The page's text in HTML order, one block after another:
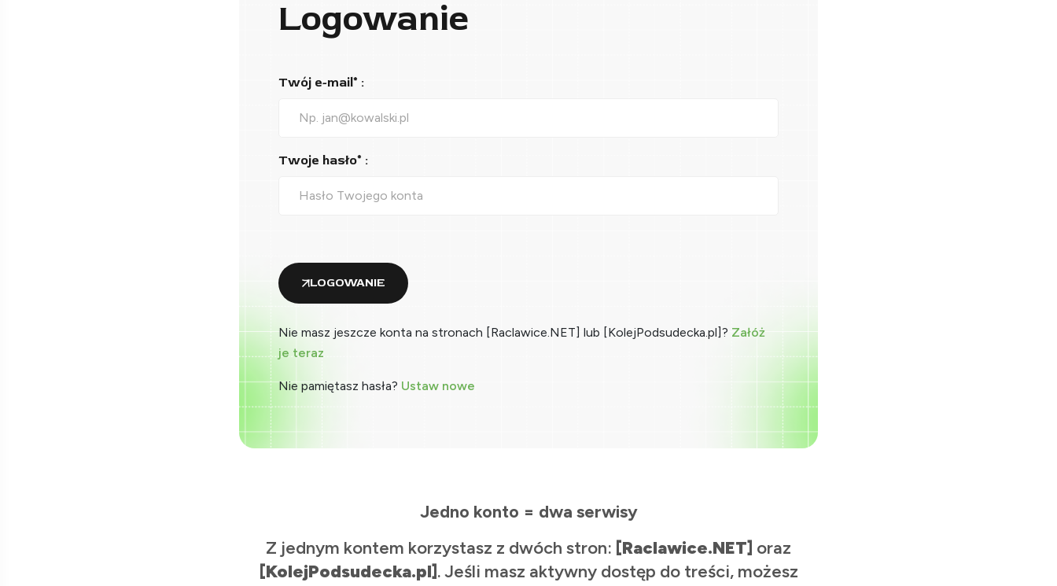
Logowanie
Twój e-mail* :
Twoje hasło* :
LOGOWANIE
Nie masz jeszcze konta na stronach [Raclawice.NET] lub [KolejPodsudecka.pl]? Załóż
je teraz
Nie pamiętasz hasła? Ustaw nowe
Jedno konto = dwa serwisy
Z jednym kontem korzystasz z dwóch stron: [Raclawice.NET] oraz
[KolejPodsudecka.pl]. Jeśli masz aktywny dostęp do treści, możesz